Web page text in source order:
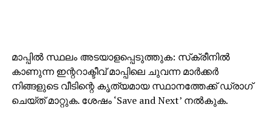
മാപ്പില്‍ സ്ഥലം അടയാളപ്പെടുത്തുക: സ്‌ക്രീനില്‍
കാണുന്ന ഇന്ററാക്ടീവ് മാപ്പിലെ ചുവന്ന മാര്‍ക്കര്‍
നിങ്ങളുടെ വീടിന്റെ കൃത്യമായ സ്ഥാനത്തേക്ക് ഡ്രാഗ്
ചെയ്ത് മാറ്റുക. ശേഷം ‘Save and Next’ നല്‍കുക.